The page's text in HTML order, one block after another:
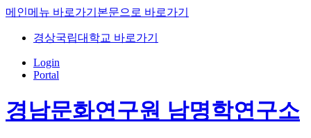
메인메뉴 바로가기 본문으로 바로가기
경상국립대학교 바로가기
Login
Portal
경남문화연구원 남명학연구소